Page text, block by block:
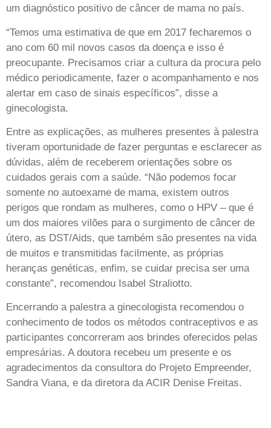
um diagnóstico positivo de câncer de mama no país.
“Temos uma estimativa de que em 2017 fecharemos o
ano com 60 mil novos casos da doença e isso é
preocupante. Precisamos criar a cultura da procura pelo
médico periodicamente, fazer o acompanhamento e nos
alertar em caso de sinais específicos”, disse a
ginecologista.
Entre as explicações, as mulheres presentes à palestra
tiveram oportunidade de fazer perguntas e esclarecer as
dúvidas, além de receberem orientações sobre os
cuidados gerais com a saúde. “Não podemos focar
somente no autoexame de mama, existem outros
perigos que rondam as mulheres, como o HPV – que é
um dos maiores vilões para o surgimento de câncer de
útero, as DST/Aids, que também são presentes na vida
de muitos e transmitidas facilmente, as próprias
heranças genéticas, enfim, se cuidar precisa ser uma
constante”, recomendou Isabel Straliotto.
Encerrando a palestra a ginecologista recomendou o
conhecimento de todos os métodos contraceptivos e as
participantes concorreram aos brindes oferecidos pelas
empresárias. A doutora recebeu um presente e os
agradecimentos da consultora do Projeto Empreender,
Sandra Viana, e da diretora da ACIR Denise Freitas.